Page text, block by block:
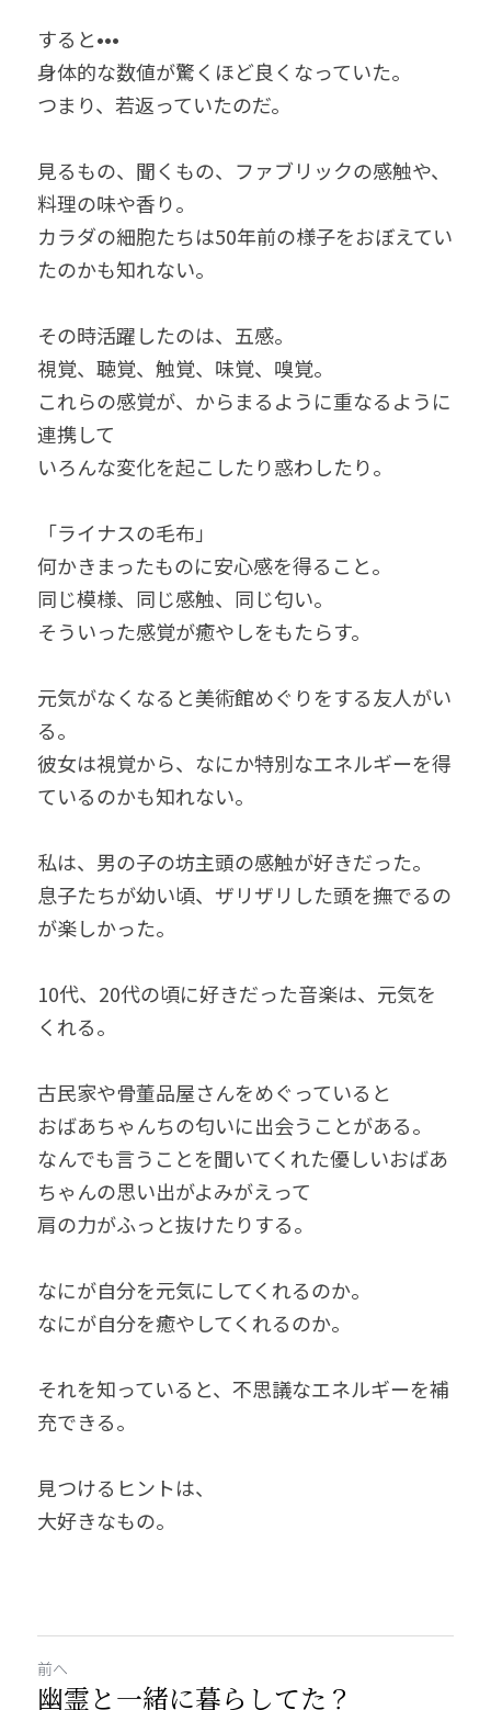
すると•••
身体的な数値が驚くほど良くなっていた。
つまり、若返っていたのだ。
見るもの、聞くもの、ファブリックの感触や、
料理の味や香り。
カラダの細胞たちは50年前の様子をおぼえてい
たのかも知れない。
その時活躍したのは、五感。
視覚、聴覚、触覚、味覚、嗅覚。
これらの感覚が、からまるように重なるように
連携して
いろんな変化を起こしたり惑わしたり。
「ライナスの毛布」
何かきまったものに安心感を得ること。
同じ模様、同じ感触、同じ匂い。
そういった感覚が癒やしをもたらす。
元気がなくなると美術館めぐりをする友人がい
る。
彼女は視覚から、なにか特別なエネルギーを得
ているのかも知れない。
私は、男の子の坊主頭の感触が好きだった。
息子たちが幼い頃、ザリザリした頭を撫でるの
が楽しかった。
10代、20代の頃に好きだった音楽は、元気を
くれる。
古民家や骨董品屋さんをめぐっていると
おばあちゃんちの匂いに出会うことがある。
なんでも言うことを聞いてくれた優しいおばあ
ちゃんの思い出がよみがえって
肩の力がふっと抜けたりする。
なにが自分を元気にしてくれるのか。
なにが自分を癒やしてくれるのか。
それを知っていると、不思議なエネルギーを補
充できる。
見つけるヒントは、
大好きなもの。
前へ
幽霊と一緒に暮らしてた？